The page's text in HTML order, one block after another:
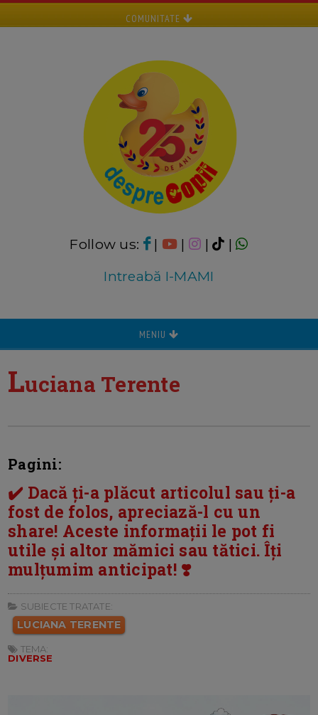
COMUNITATE
Follow us: | | |
|
Intreabă I-MAMI
MENIU
Luciana Terente
Pagini:
✔️ Dacă ți-a plăcut articolul sau ți-a
fost de folos, apreciază-l cu un
share! Aceste informații le pot fi
utile și altor mămici sau tătici. Îți
mulțumim anticipat! ❣️
SUBIECTE TRATATE:
LUCIANA TERENTE
TEMA:
DIVERSE